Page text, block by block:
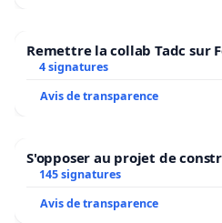
Remettre la collab Tadc sur
4 signatures
Avis de transparence
S'opposer au projet de
145 signatures
Avis de transparence